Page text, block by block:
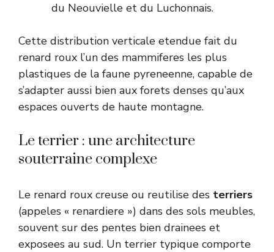
du Neouvielle et du Luchonnais.
Cette distribution verticale etendue fait du
renard roux l’un des mammiferes les plus
plastiques de la faune pyreneenne, capable de
s’adapter aussi bien aux forets denses qu’aux
espaces ouverts de haute montagne.
Le terrier : une architecture
souterraine complexe
Le renard roux creuse ou reutilise des terriers
(appeles « renardiere ») dans des sols meubles,
souvent sur des pentes bien drainees et
exposees au sud. Un terrier typique comporte